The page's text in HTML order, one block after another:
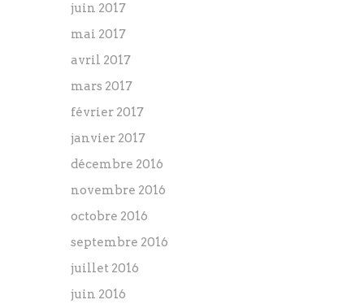
juin 2017
mai 2017
avril 2017
mars 2017
février 2017
janvier 2017
décembre 2016
novembre 2016
octobre 2016
septembre 2016
juillet 2016
juin 2016